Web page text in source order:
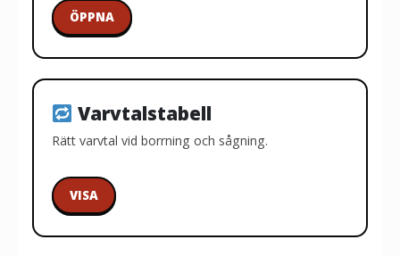
ÖPPNA
Varvtalstabell
Rätt varvtal vid borrning och sågning.
VISA